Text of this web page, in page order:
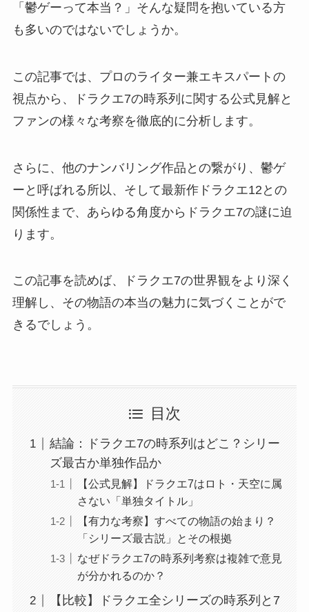
「鬱ゲーって本当？」そんな疑問を抱いている方
も多いのではないでしょうか。
この記事では、プロのライター兼エキスパートの
視点から、ドラクエ7の時系列に関する公式見解と
ファンの様々な考察を徹底的に分析します。
さらに、他のナンバリング作品との繋がり、鬱ゲ
ーと呼ばれる所以、そして最新作ドラクエ12との
関係性まで、あらゆる角度からドラクエ7の謎に迫
ります。
この記事を読めば、ドラクエ7の世界観をより深く
理解し、その物語の本当の魅力に気づくことがで
きるでしょう。
目次
結論：ドラクエ7の時系列はどこ？シリー
ズ最古か単独作品か
【公式見解】ドラクエ7はロト・天空に属
さない「単独タイトル」
【有力な考察】すべての物語の始まり？
「シリーズ最古説」とその根拠
なぜドラクエ7の時系列考察は複雑で意見
が分かれるのか？
【比較】ドラクエ全シリーズの時系列と7